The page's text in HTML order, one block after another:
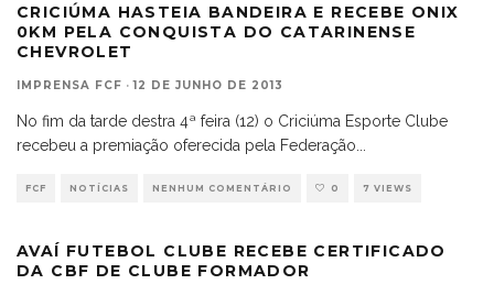
CRICIÚMA HASTEIA BANDEIRA E RECEBE ONIX
0KM PELA CONQUISTA DO CATARINENSE
CHEVROLET
IMPRENSA FCF · 12 DE JUNHO DE 2013
No fim da tarde destra 4ª feira (12) o Criciúma Esporte Clube
recebeu a premiação oferecida pela Federação
FCF NOTÍCIAS NENHUM COMENTÁRIO 0 7 VIEWS
AVAÍ FUTEBOL CLUBE RECEBE CERTIFICADO
DA CBF DE CLUBE FORMADOR